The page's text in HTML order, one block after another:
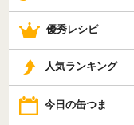
優秀レシピ
人気ランキング
今日の缶つま